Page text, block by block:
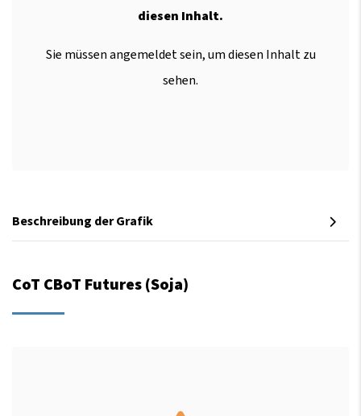
diesen Inhalt.
Sie müssen angemeldet sein, um diesen Inhalt zu
sehen.
Beschreibung der Grafik
CoT CBoT Futures (Soja)